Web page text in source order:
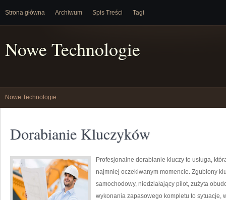
Strona główna Archiwum Spis Treści Tagi
Nowe Technologie
Nowe Technologie
Dorabianie Kluczyków
Profesjonalne dorabianie kluczy to usługa,
najmniej oczekiwanym momencie. Zgubiony
samochodowy, niedziałający pilot, zużyta
wykonania zapasowego kompletu to sytuacje,